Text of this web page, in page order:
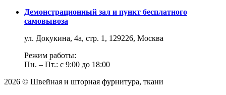
Демонстрационный зал и пункт бесплатного
самовывоза
ул. Докукина, 4а, стр. 1, 129226, Москва
Режим работы:
Пн. – Пт.: с 9:00 до 18:00
2026 © Швейная и шторная фурнитура, ткани